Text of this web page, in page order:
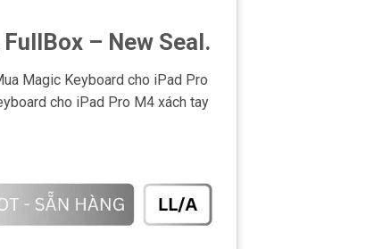
– New Seal.
Magic Keyboard cho iPad Pro
cho iPad Pro M4 xách tay